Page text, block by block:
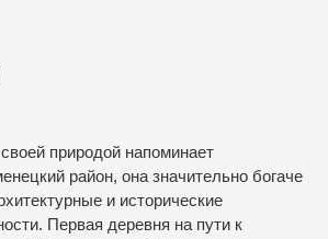
природой напоминает
район, она значительно богаче
и исторические
Первая деревня на пути к